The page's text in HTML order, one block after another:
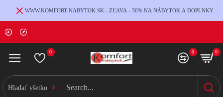
WWW.KOMFORT-NABYTOK.SK - ZĽAVA - 30% NA NÁBYTOK A DOPLNKY
0 0 0
Hladať všetko